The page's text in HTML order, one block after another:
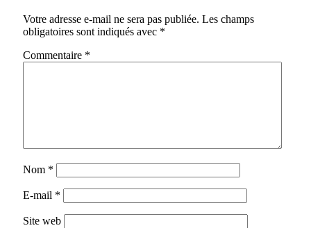
Votre adresse e-mail ne sera pas publiée. Les champs
obligatoires sont indiqués avec *
Commentaire *
Nom *
E-mail *
Site web